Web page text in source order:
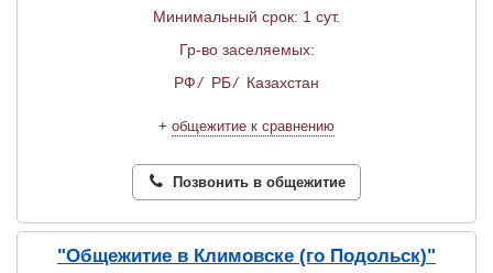
Минимальный срок: 1 сут.
Гр-во заселяемых:
РФ/ РБ/ Казахстан
+ общежитие к сравнению
Позвонить в общежитие
"Общежитие в Климовске (го Подольск)"